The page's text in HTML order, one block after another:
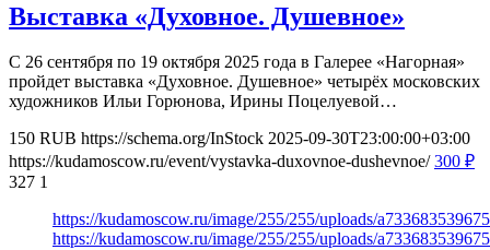
Выставка «Духовное. Душевное»
С 26 сентября по 19 октября 2025 года в Галерее «Нагорная»
пройдет выставка «Духовное. Душевное» четырёх московских
художников Ильи Горюнова, Ирины Поцелуевой…
150 RUB https://schema.org/InStock 2025-09-30T23:00:00+03:00
https://kudamoscow.ru/event/vystavka-duxovnoe-dushevnoe/ 300 ₽
327 1
https://kudamoscow.ru/image/255/255/uploads/
https://kudamoscow.ru/image/255/255/uploads/